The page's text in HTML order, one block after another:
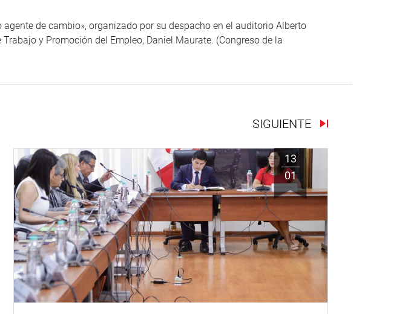
de cambio», organizado por su despacho en el auditorio Alberto
y Promoción del Empleo, Daniel Maurate. (Congreso de la
SIGUIENTE
13
01